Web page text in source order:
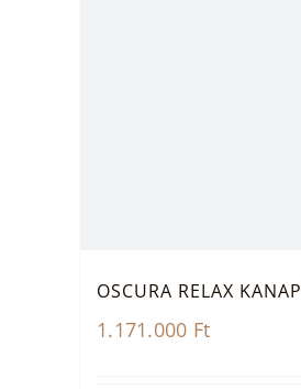
OSCURA RELAX
1.171.000 Ft